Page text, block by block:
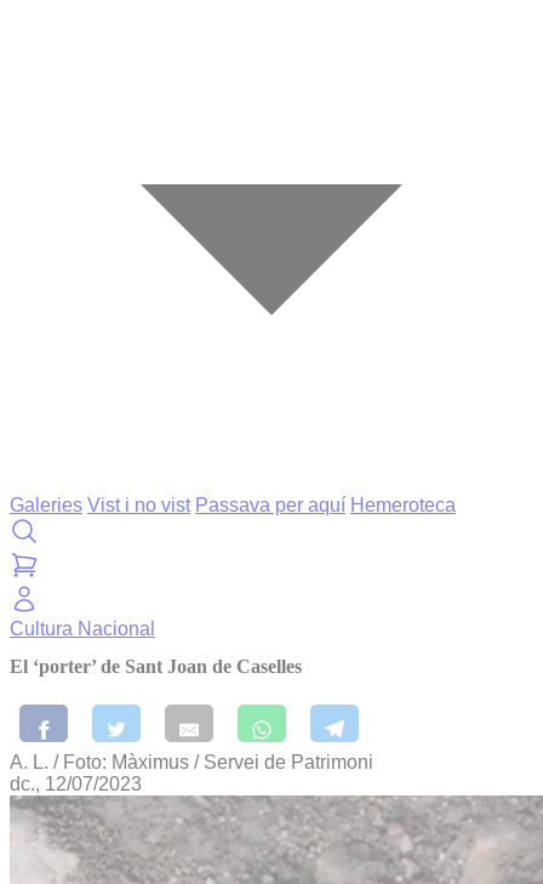
Galeries Vist i no vist Passava per aquí Hemeroteca
Cultura Nacional
El ‘porter’ de Sant Joan de Caselles
A. L. / Foto: Màximus / Servei de Patrimoni
dc., 12/07/2023